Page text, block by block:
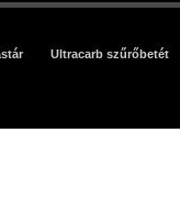
Ultracarb szűrőbetét